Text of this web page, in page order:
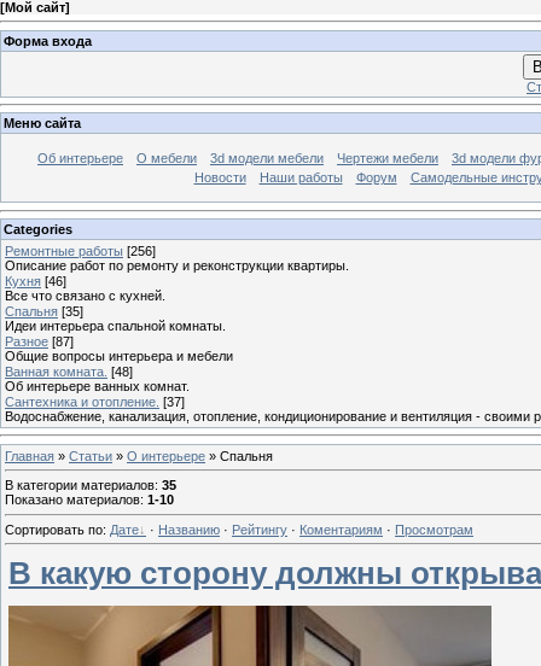
[Мой сайт]
Форма входа
Меню сайта
Об интерьере О мебели 3d модели мебели Чертежи мебели
3d модели
Новости
Наши работы Форум Самодельные
Categories
Ремонтные работы [256]
Описание работ по ремонту и реконструкции квартиры.
Кухня [46]
Все что связано с кухней.
Спальня [35]
Идеи интерьера спальной комнаты.
Разное [87]
Общие вопросы интерьера и мебели
Ванная комната. [48]
Об интерьере ванных комнат.
Сантехника и отопление. [37]
Водоснабжение, канализация, отопление, кондиционирование и вентиляция - своими
Главная » Статьи » О интерьере » Спальня
В категории материалов: 35
Показано материалов: 1-10
Сортировать по: Дате · Названию · Рейтингу · Коментариям · Просмотрам
В какую сторону должны